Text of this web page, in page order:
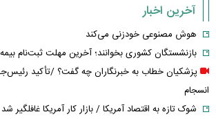
آخرین اخبار
هوش مصنوعی خودزنی می‌کند
بازنشستگان کشوری بخوانند؛ آخرین مهلت ثبت‌نام
پزشکیان خطاب به خبرنگاران چه گفت؟ /تأکید
انسجام
شوک تازه به اقتصاد آمریکا / بازار کار آمریکا غافلگیر شد